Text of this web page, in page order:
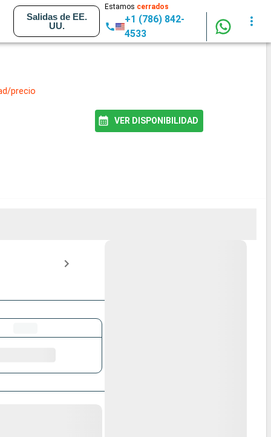
Salidas de EE.
UU.
Estamos cerrados
+1 (786) 842-
4533
precio
VER DISPONIBILIDAD